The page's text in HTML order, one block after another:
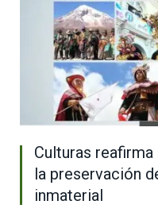
Culturas
la preservación
inmaterial